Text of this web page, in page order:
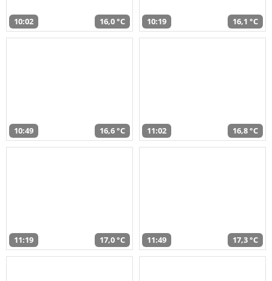
10:02 16,0 °C 10:19 16,1 °C
10:49 16,6 °C 11:02 16,8 °C
11:19 17,0 °C 11:49 17,3 °C